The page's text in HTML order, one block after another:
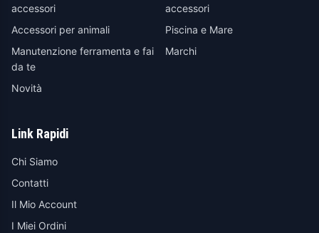
accessori
accessori
Accessori per animali
Piscina e Mare
Manutenzione ferramenta e fai
da te
Marchi
Novità
Link Rapidi
Chi Siamo
Contatti
Il Mio Account
I Miei Ordini